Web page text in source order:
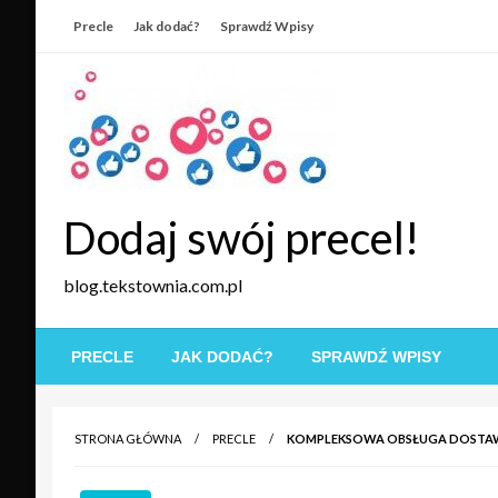
Precle Jak dodać? Sprawdź Wpisy
Dodaj swój precel!
blog.tekstownia.com.pl
PRECLE JAK DODAĆ? SPRAWDŹ WPISY
STRONA GŁÓWNA PRECLE KOMPLEKSOWA OBSŁUGA